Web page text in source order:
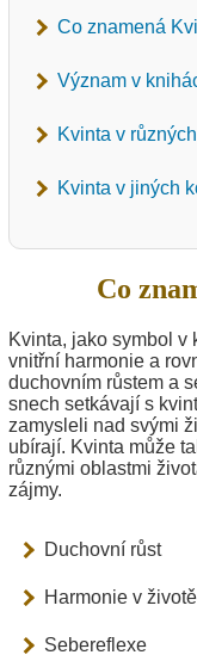
Co znamená
Význam v
Kvinta v
Kvinta v jiných
Co
Kvinta, jako symbol v
vnitřní harmonie a
duchovním růstem a
snech setkávají s
zamysleli nad svými
ubírají. Kvinta může
různými oblastmi
zájmy.
Duchovní růst
Harmonie v životě
Sebereflexe